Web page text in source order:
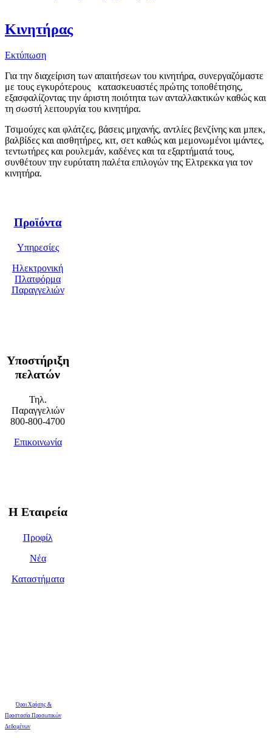
Κινητήρας
Εκτύπωση
Για την διαχείριση των απαιτήσεων του κινητήρα, συνεργαζόμαστε
με τους εγκυρότερους κατασκευαστές πρώτης τοποθέτησης,
εξασφαλίζοντας την άριστη ποιότητα των ανταλλακτικών καθώς και
τη σωστή λειτουργία του κινητήρα.
Τσιμούχες και φλάτζες, βάσεις μηχανής, αντλίες βενζίνης και μπεκ,
βαλβίδες και αισθητήρες, κιτ, σετ καθώς και μεμονωμένοι ιμάντες,
τεντωτήρες και ρουλεμάν, καδένες και τα εξαρτήματά τους,
συνθέτουν την ευρύτατη παλέτα επιλογών της Ελτρεκκα για τον
κινητήρα.
Προϊόντα
Υπηρεσίες
Ηλεκτρονική
Πλατφόρμα
Παραγγελιών
Υποστήριξη
πελατών
Τηλ.
Παραγγελιών
800-800-4700
Επικοινωνία
Η Εταιρεία
Προφίλ
Νέα
Καταστήματα
Όροι Χρήσης &
Προστασία Προσωπικών
Δεδομένων